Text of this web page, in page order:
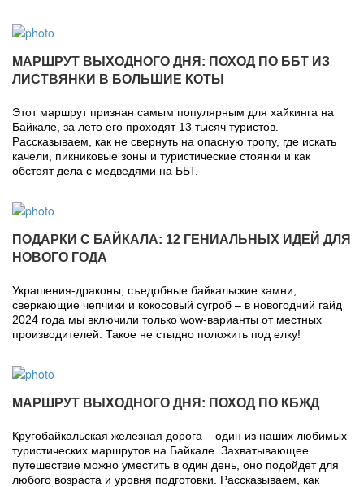
МАРШРУТ ВЫХОДНОГО ДНЯ: ПОХОД ПО ББТ ИЗ
ЛИСТВЯНКИ В БОЛЬШИЕ КОТЫ
Этот маршрут признан самым популярным для хайкинга на
Байкале, за лето его проходят 13 тысяч туристов.
Рассказываем, как не свернуть на опасную тропу, где искать
качели, пикниковые зоны и туристические стоянки и как
обстоят дела с медведями на ББТ.
ПОДАРКИ С БАЙКАЛА: 12 ГЕНИАЛЬНЫХ ИДЕЙ ДЛЯ
НОВОГО ГОДА
Украшения-драконы, съедобные байкальские камни,
сверкающие чепчики и кокосовый сугроб – в новогодний гайд
2024 года мы включили только wow-варианты от местных
производителей. Такое не стыдно положить под елку!
МАРШРУТ ВЫХОДНОГО ДНЯ: ПОХОД ПО КБЖД
Кругобайкальская железная дорога – один из наших любимых
туристических маршрутов на Байкале. Захватывающее
путешествие можно уместить в один день, оно подойдет для
любого возраста и уровня подготовки. Рассказываем, как